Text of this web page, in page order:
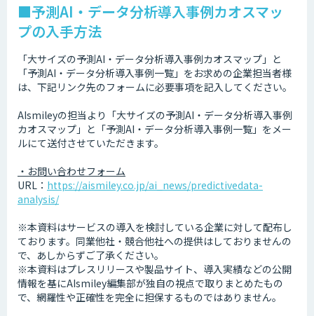
■予測AI・データ分析導入事例カオスマッ
プの入手方法
「大サイズの予測AI・データ分析導入事例カオスマップ」と
「予測AI・データ分析導入事例一覧」をお求めの企業担当者様
は、下記リンク先のフォームに必要事項を記入してください。
AIsmileyの担当より「大サイズの予測AI・データ分析導入事例
カオスマップ」と「予測AI・データ分析導入事例一覧」をメー
ルにて送付させていただきます。
・お問い合わせフォーム
URL： https://aismiley.co.jp/ai_news/predictivedata-
analysis/
※本資料はサービスの導入を検討している企業に対して配布し
ております。同業他社・競合他社への提供はしておりませんの
で、あしからずご了承ください。
※本資料はプレスリリースや製品サイト、導入実績などの公開
情報を基にAIsmiley編集部が独自の視点で取りまとめたもの
で、網羅性や正確性を完全に担保するものではありません。